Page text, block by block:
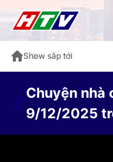
Show sắp tới
Chuyện
9/12/2025